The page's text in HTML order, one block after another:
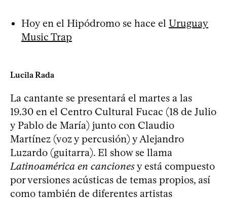
Hoy en el Hipódromo se hace el Uruguay
Music Trap
Lucila Rada
La cantante se presentará el martes a las
19.30 en el Centro Cultural Fucac (18 de Julio
y Pablo de María) junto con Claudio
Martínez (voz y percusión) y Alejandro
Luzardo (guitarra). El show se llama
Latinoamérica en cancionesy está compuesto
por versiones acústicas de temas propios, así
como también de diferentes artistas